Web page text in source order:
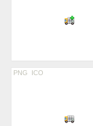
PNG ICO